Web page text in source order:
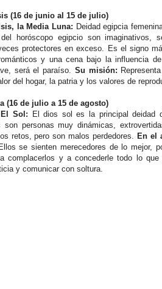
(16 de junio al 15 de julio)
la Media Luna: Deidad egipcia
horóscopo egipcio son imaginativos,
protectores en exceso. Es el signo
y una cena bajo la influencia
será el paraíso. Su misión:
del hogar, la patria y los valores de
(16 de julio a 15 de agosto)
Sol:
El dios sol es la principal deidad
son personas muy dinámicas,
retos, pero son malos perdedores. En el
se sienten merecedores de lo mejor,
complacerlos y a concederle todo lo
y comunicar con soltura.